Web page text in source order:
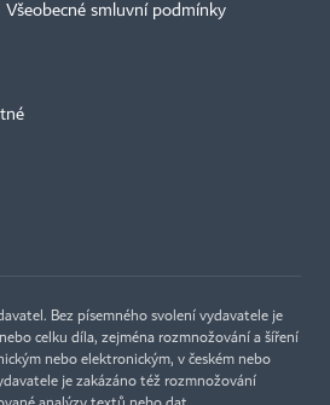
Všeobecné smluvní podmínky
Bez písemného svolení vydavatele je
celku díla, zejména rozmnožování a šíření
nebo elektronickým, v českém nebo
je zakázáno též rozmnožování